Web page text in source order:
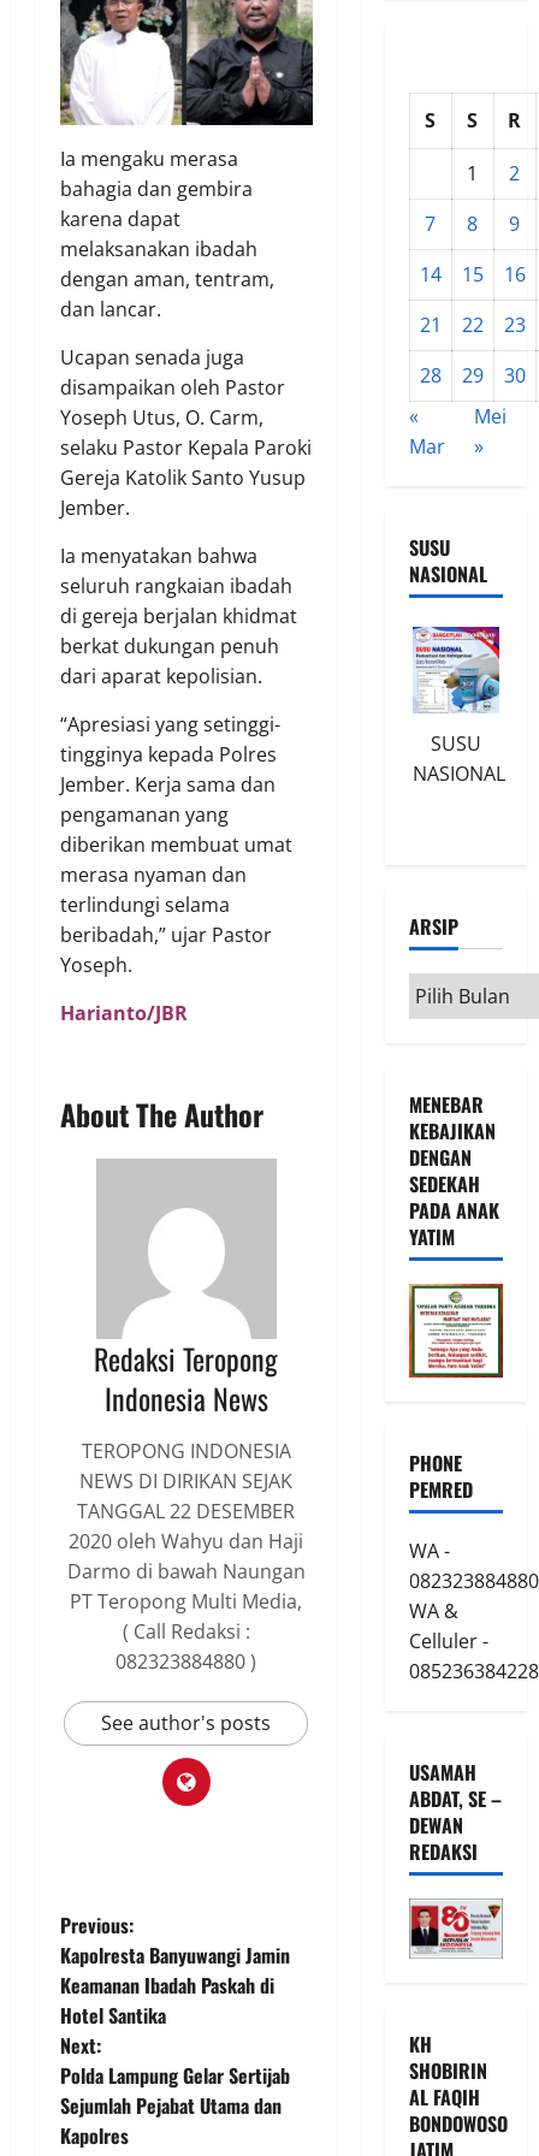
Ia mengaku merasa
bahagia dan gembira
karena dapat
melaksanakan ibadah
dengan aman, tentram,
dan lancar.
Ucapan senada juga
disampaikan oleh Pastor
Yoseph Utus, O. Carm,
selaku Pastor Kepala Paroki
Gereja Katolik Santo Yusup
Jember.
Ia menyatakan bahwa
seluruh rangkaian ibadah
di gereja berjalan khidmat
berkat dukungan penuh
dari aparat kepolisian.
“Apresiasi yang setinggi-
tingginya kepada Polres
Jember. Kerja sama dan
pengamanan yang
diberikan membuat umat
merasa nyaman dan
terlindungi selama
beribadah,” ujar Pastor
Yoseph.
Harianto/JBR
About The Author
Redaksi Teropong
Indonesia News
TEROPONG INDONESIA
NEWS DI DIRIKAN SEJAK
TANGGAL 22 DESEMBER
2020 oleh Wahyu dan Haji
Darmo di bawah Naungan
PT Teropong Multi Media,
( Call Redaksi :
082323884880 )
See author's posts
P
o
s
t
n
Previous:
Kapolresta Banyuwangi Jamin
Keamanan Ibadah Paskah di
Hotel Santika
Next:
Polda Lampung Gelar Sertijab
Sejumlah Pejabat Utama dan
Kapolres
S S
R
1
2
7
8
9
14
15
16
21
22
23
28
29
30
«
Mar
Mei
»
SUSU
NASIONAL
SUSU
NASIONAL
ARSIP
Arsip
MENEBAR
KEBAJIKAN
DENGAN
SEDEKAH
PADA ANAK
YATIM
PHONE
PEMRED
WA -
082323884880
WA &
Celluler -
085236384228
USAMAH
ABDAT, SE –
DEWAN
REDAKSI
KH
SHOBIRIN
AL FAQIH
BONDOWOSO
JATIM